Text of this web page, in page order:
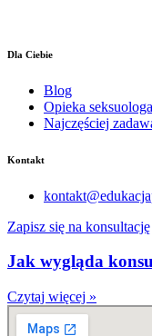
Dla Ciebie
Blog
Opieka seksuologa
Najczęściej
Kontakt
Zapisz się na konsultację
Jak wygląda
Czytaj więcej »